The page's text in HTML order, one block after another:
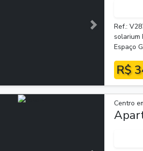
PróximaRef.:
solarium
Espaço
R$
Centro